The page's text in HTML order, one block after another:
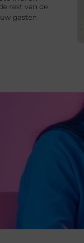
rest van de
gasten